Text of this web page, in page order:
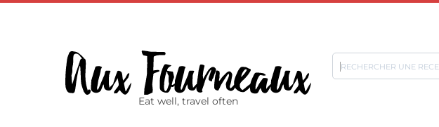
Eat well, travel often